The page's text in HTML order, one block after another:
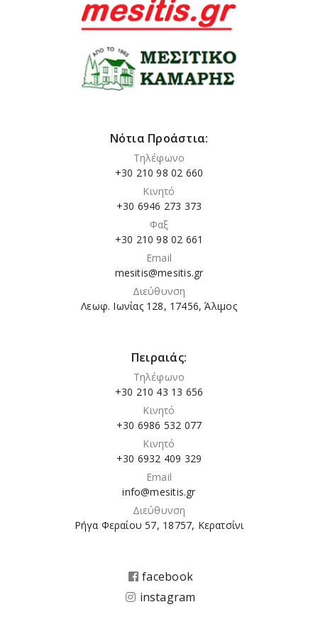
Νότια Προάστια:
Τηλέφωνο
+30 210 98 02 660
Κινητό
+30 6946 273 373
Φαξ
+30 210 98 02 661
Email
mesitis@mesitis.gr
Διεύθυνση
Λεωφ. Ιωνίας 128, 17456, Άλιμος
Πειραιάς:
Τηλέφωνο
+30 210 43 13 656
Κινητό
+30 6986 532 077
Κινητό
+30 6932 409 329
Email
info@mesitis.gr
Διεύθυνση
Ρήγα Φεραίου 57, 18757, Κερατσίνι
facebook
instagram